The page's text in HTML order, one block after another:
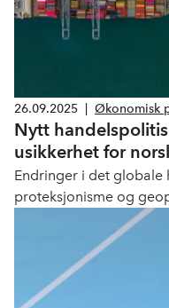
26.09.2025 Økonomisk
Nytt
usikkerhet for
Endringer i det globale
proteksjonisme og
rammevilkårene for